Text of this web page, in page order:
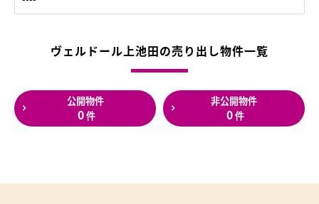
ヴェルドール上池田の売り出し物件一覧
公開物件
0件
非公開物件
0件